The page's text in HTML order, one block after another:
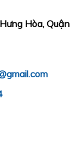
Hòa, Quận